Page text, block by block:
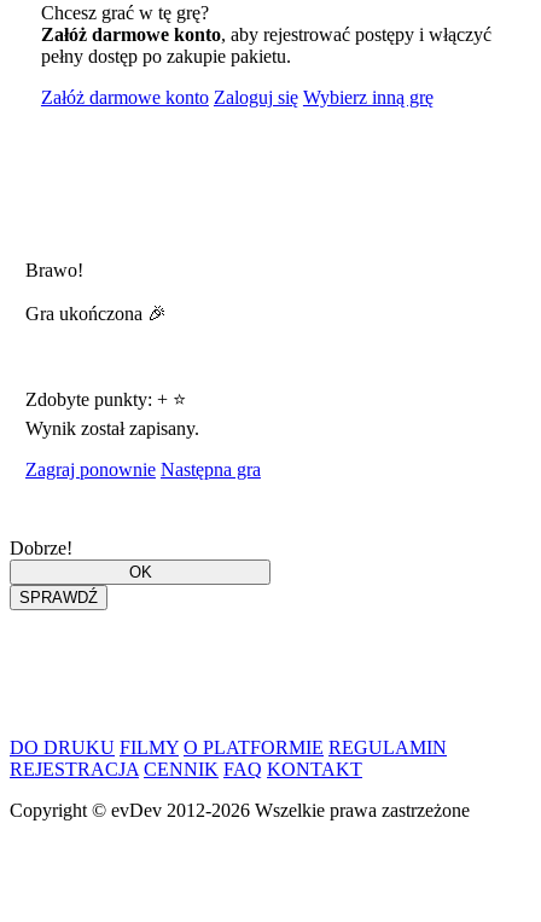
Chcesz grać w tę grę?
Załóż darmowe konto, aby rejestrować postępy i włączyć
pełny dostęp po zakupie pakietu.
Załóż darmowe konto Zaloguj się Wybierz inną grę
Brawo!
Gra ukończona 🎉
Zdobyte punkty: +⭐
Wynik został zapisany.
Zagraj ponownie Następna gra
Dobrze!
DO DRUKU FILMY O PLATFORMIE REGULAMIN
REJESTRACJA CENNIK FAQ KONTAKT
Copyright © evDev 2012-2026 Wszelkie prawa zastrzeżone